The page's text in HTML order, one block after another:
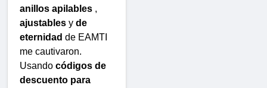
anillos apilables ,
ajustables y de
eternidad de EAMTI
me cautivaron.
Usando códigos de
descuento para